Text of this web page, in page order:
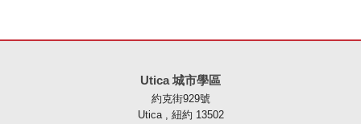
Utica 城市學區
約克街929號
Utica , 紐約 13502